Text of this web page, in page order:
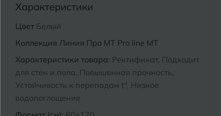
Характеристики
Цвет Белый
Коллекция Линия Про MT Pro line MT
Характеристики товара: Ректификат, Подходит
для стен и пола, Повышенная прочность,
Устойчивость к перепадам t°, Низкое
водопоглощение
Курган
Курганинск
Магнитогорск
Х Химки
Ч Чебоксары